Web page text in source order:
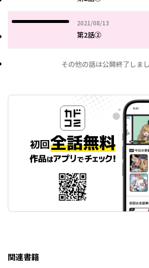
2021/08/13
2021年08月13日
第2話②
その他の話は公開終了しま
関連書籍